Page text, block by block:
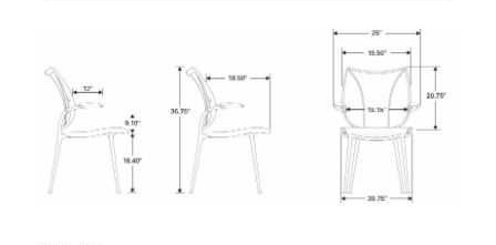
Cooper-Hewitt, National Design Museum 및 1999 Chrysler
Design Award에서 2002 National Design Award를 수상했습
니다. 최근 몇 년간 Diffrient는 좌석 높이 조정을 위한 공압 실
린더에서 무게 조절식 자동 리클라인까지 수많은 돌파구를 개
척한 카테고리인 사무실 환경, 특히 좌석을 위한 디자인에 그
의 에너지를 집중시켰습니다.